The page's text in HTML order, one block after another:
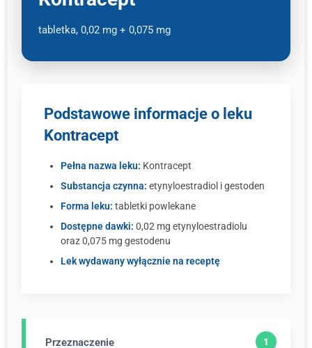
tabletka, 0,02 mg + 0,075 mg
Podstawowe informacje o leku
Kontracept
Pełna nazwa leku: Kontracept
Substancja czynna: etynyloestradiol i gestoden
Forma leku: tabletki powlekane
Dostępne dawki: 0,02 mg etynyloestradiolu
oraz 0,075 mg gestodenu
Lek wydawany wyłącznie na receptę
Przeznaczenie